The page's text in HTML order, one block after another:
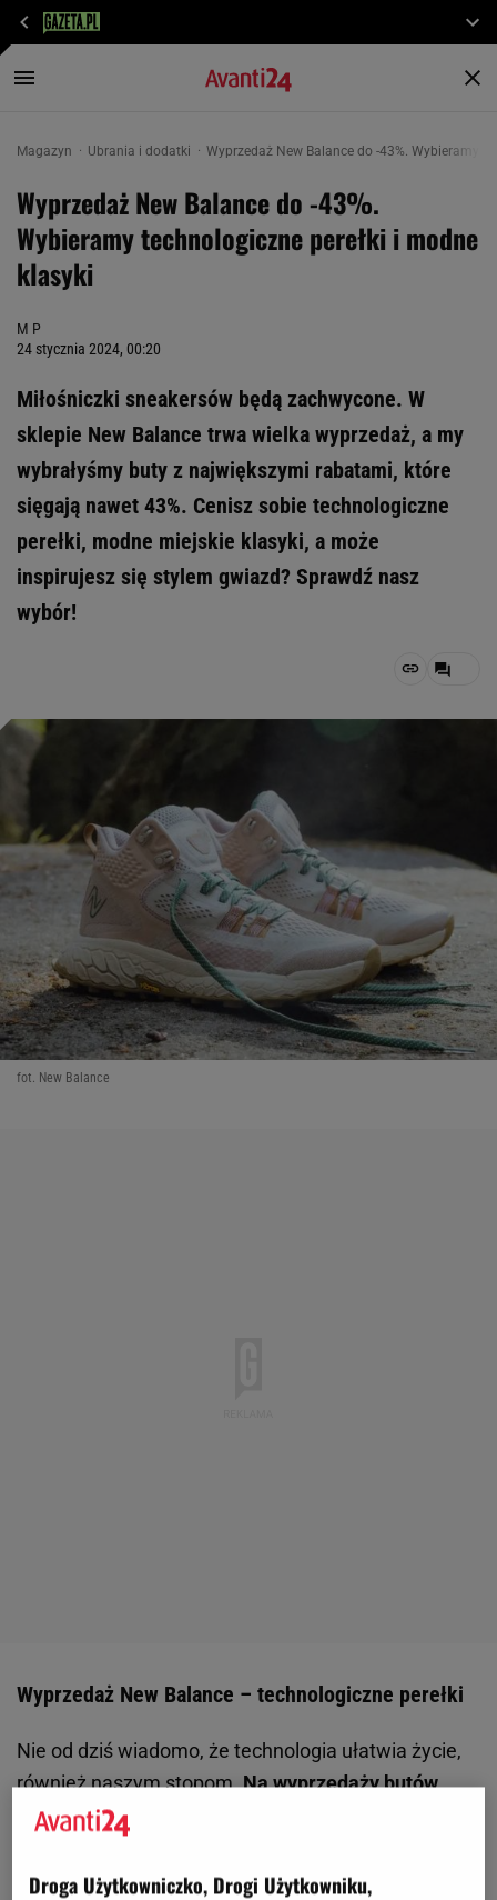
Magazyn Ubrania i dodatki Wyprzedaż New Balance do -43%. Wybieramy
Wyprzedaż New Balance do -43%.
Wybieramy technologiczne perełki i modne
klasyki
M P
24 stycznia 2024, 00:20
Miłośniczki sneakersów będą zachwycone. W
sklepie New Balance trwa wielka wyprzedaż, a my
wybrałyśmy buty z największymi rabatami, które
sięgają nawet 43%. Cenisz sobie technologiczne
perełki, modne miejskie klasyki, a może
inspirujesz się stylem gwiazd? Sprawdź nasz
wybór!
fot. New Balance
Wyprzedaż New Balance – technologiczne perełki
Nie od dziś wiadomo, że technologia ułatwia życie,
również naszym stopom.Na wyprzedaży butów
New Balance znajdziecie technologiczne perełki
fizycznych czy przy dłuższych spacerach. Beżowe
Droga Użytkowniczko, Drogi Użytkowniku,